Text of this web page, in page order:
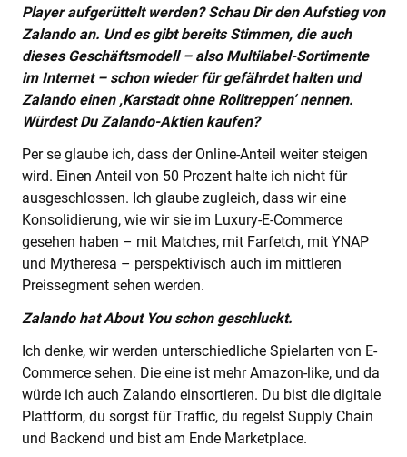
Player aufgerüttelt werden? Schau Dir den Aufstieg von
Zalando an. Und es gibt bereits Stimmen, die auch
dieses Geschäftsmodell – also Multilabel-Sortimente
im Internet – schon wieder für gefährdet halten und
Zalando einen ‚Karstadt ohne Rolltreppen‘ nennen.
Würdest Du Zalando-Aktien kaufen?
Per se glaube ich, dass der Online-Anteil weiter steigen
wird. Einen Anteil von 50 Prozent halte ich nicht für
ausgeschlossen. Ich glaube zugleich, dass wir eine
Konsolidierung, wie wir sie im Luxury-E-Commerce
gesehen haben – mit Matches, mit Farfetch, mit YNAP
und Mytheresa – perspektivisch auch im mittleren
Preissegment sehen werden.
Zalando hat About You schon geschluckt.
Ich denke, wir werden unterschiedliche Spielarten von E-
Commerce sehen. Die eine ist mehr Amazon-like, und da
würde ich auch Zalando einsortieren. Du bist die digitale
Plattform, du sorgst für Traffic, du regelst Supply Chain
und Backend und bist am Ende Marketplace.